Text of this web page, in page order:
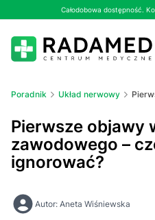
Całodobowa dostępność.
Poradnik Układ nerwowy
Pierwsze objawy
zawodowego –
ignorować?
Autor: Aneta Wiśniewska